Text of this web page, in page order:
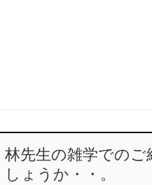
林先生の雑学での
しょうか・・。